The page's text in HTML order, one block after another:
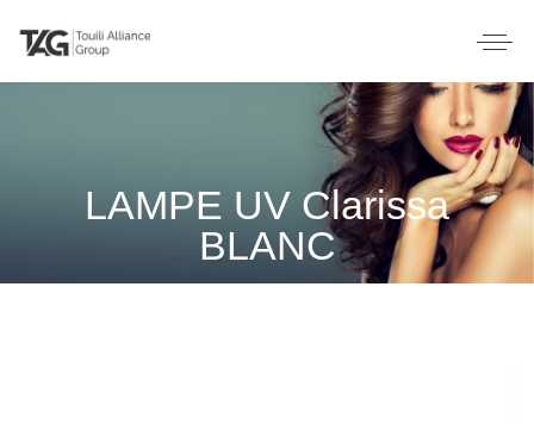
LAMPE UV Clarissa
BLANC